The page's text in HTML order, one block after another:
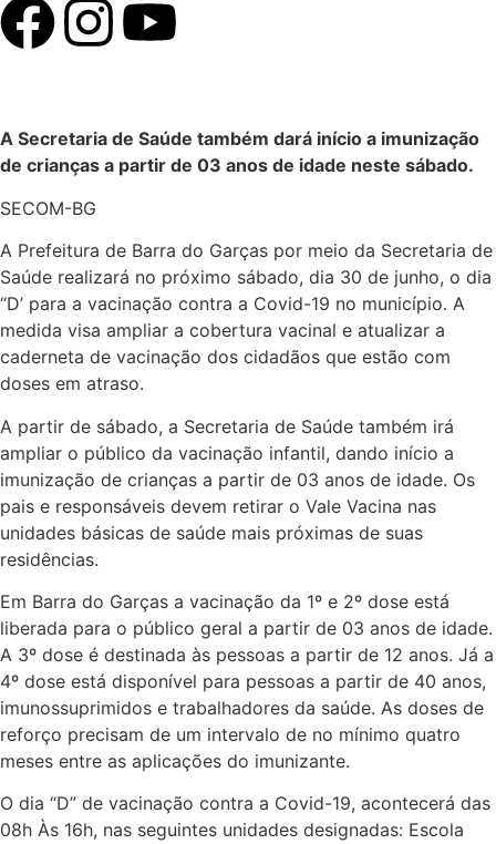
A Secretaria de Saúde também dará início a imunização
de crianças a partir de 03 anos de idade neste sábado.
SECOM-BG
A Prefeitura de Barra do Garças por meio da Secretaria de
Saúde realizará no próximo sábado, dia 30 de junho, o dia
“D’ para a vacinação contra a Covid-19 no município. A
medida visa ampliar a cobertura vacinal e atualizar a
caderneta de vacinação dos cidadãos que estão com
doses em atraso.
A partir de sábado, a Secretaria de Saúde também irá
ampliar o público da vacinação infantil, dando início a
imunização de crianças a partir de 03 anos de idade. Os
pais e responsáveis devem retirar o Vale Vacina nas
unidades básicas de saúde mais próximas de suas
residências.
Em Barra do Garças a vacinação da 1º e 2º dose está
liberada para o público geral a partir de 03 anos de idade.
A 3º dose é destinada às pessoas a partir de 12 anos. Já a
4º dose está disponível para pessoas a partir de 40 anos,
imunossuprimidos e trabalhadores da saúde. As doses de
reforço precisam de um intervalo de no mínimo quatro
meses entre as aplicações do imunizante.
O dia “D” de vacinação contra a Covid-19, acontecerá das
08h Às 16h, nas seguintes unidades designadas: Escola